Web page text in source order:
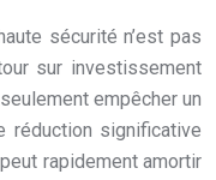
sécurité n’est pas
sur investissement
empêcher un
réduction significative
rapidement amortir